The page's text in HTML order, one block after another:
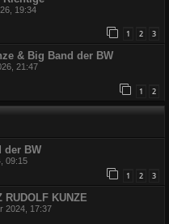
19:34
1 2 3
& Big Band der BW
21:47
1 2
der BW
09:15
1 2 3
RUDOLF KUNZE
2024, 17:37